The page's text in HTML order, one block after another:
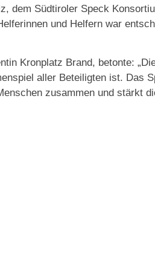
dem Südtiroler Speck
und Helfern war
Kronplatz Brand, betonte:
aller Beteiligten ist. Das
zusammen und stärkt